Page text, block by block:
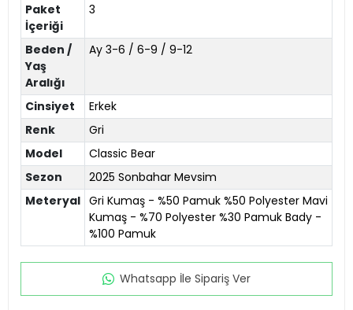
Paket
İçeriği
3
Beden /
Yaş
Aralığı
Ay 3-6 / 6-9 / 9-12
Cinsiyet
Erkek
Renk
Gri
Model
Classic Bear
Sezon
2025 Sonbahar Mevsim
Meteryal Gri Kumaş - %50 Pamuk %50 Polyester Mavi
Kumaş - %70 Polyester %30 Pamuk Bady -
%100 Pamuk
Whatsapp İle Sipariş Ver